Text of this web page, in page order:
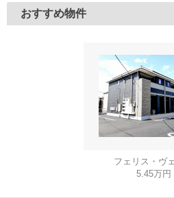
おすすめ物件
フェリス・ヴ
5.45万円